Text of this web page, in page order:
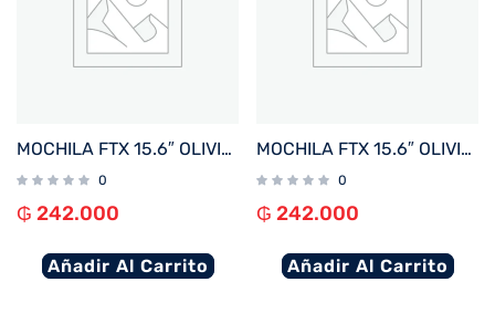
MOCHILA FTX 15.6″ OLIVIA-RBR MARRON ROJIZO
0
₲ 242.000
Añadir Al Carrito
MOCHILA FTX 15.6″ OLIVIA-BL AZUL
0
₲ 242.000
Añadir Al Carrito